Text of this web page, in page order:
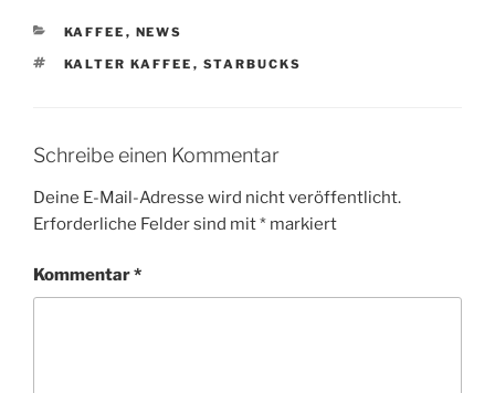
KATEGORIEN
KAFFEE , NEWS
SCHLAGWÖRTER
KALTER KAFFEE , STARBUCKS
Schreibe einen Kommentar
Deine E-Mail-Adresse wird nicht veröffentlicht.
Erforderliche Felder sind mit* markiert
Kommentar*